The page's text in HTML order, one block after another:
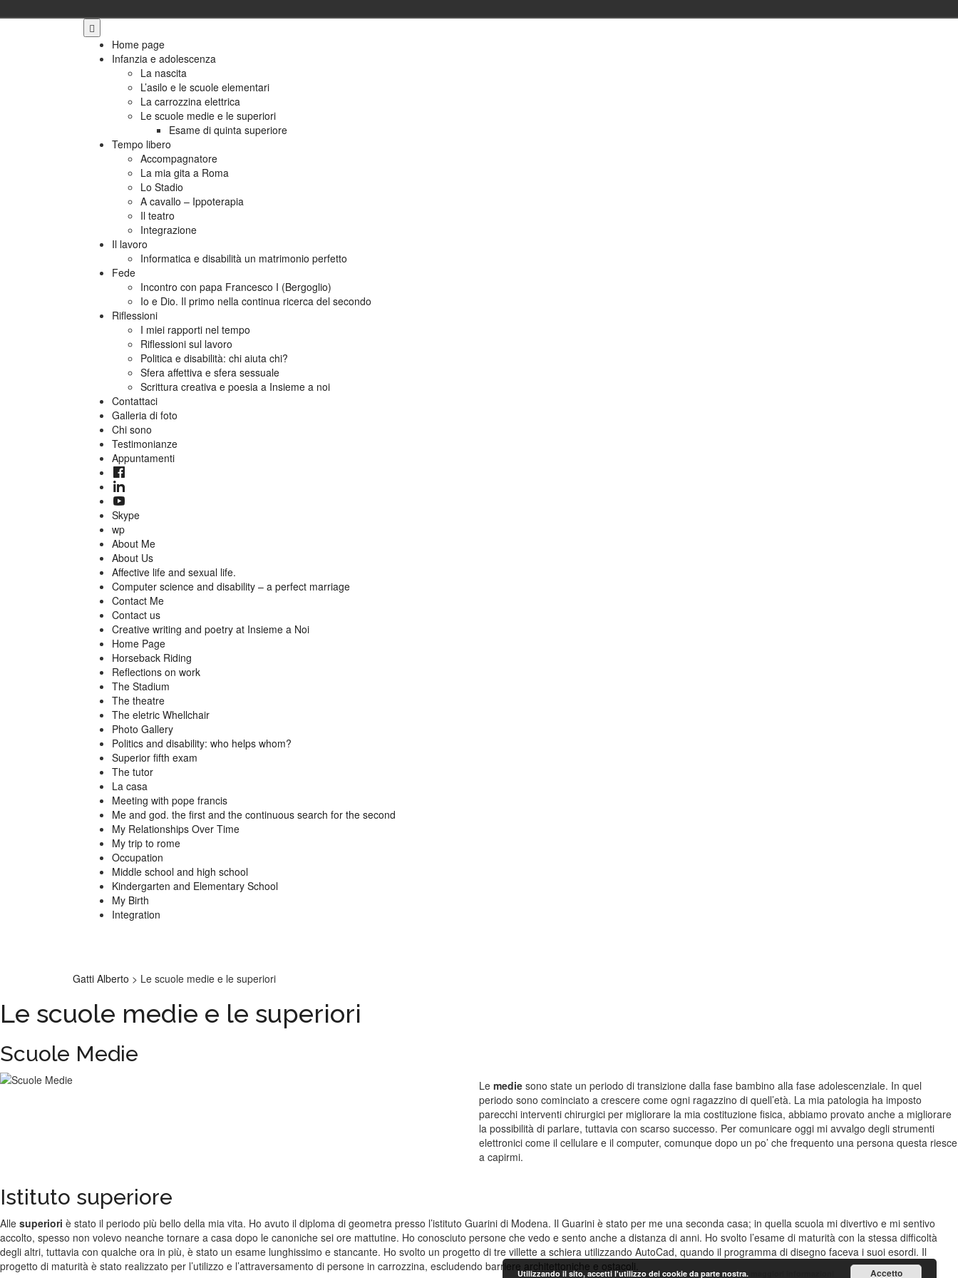
Home page
Infanzia e adolescenza
La nascita
L’asilo e le scuole elementari
La carrozzina elettrica
Le scuole medie e le superiori
Esame di quinta superiore
Tempo libero
Accompagnatore
La mia gita a Roma
Lo Stadio
A cavallo – Ippoterapia
Il teatro
Integrazione
Il lavoro
Informatica e disabilità un matrimonio perfetto
Fede
Incontro con papa Francesco I (Bergoglio)
Io e Dio. Il primo nella continua ricerca del secondo
Riflessioni
I miei rapporti nel tempo
Riflessioni sul lavoro
Politica e disabilità: chi aiuta chi?
Sfera affettiva e sfera sessuale
Scrittura creativa e poesia a Insieme a noi
Contattaci
Galleria di foto
Chi sono
Testimonianze
Appuntamenti
Skype
wp
About Me
About Us
Affective life and sexual life.
Computer science and disability – a perfect marriage
Contact Me
Contact us
Creative writing and poetry at Insieme a Noi
Home Page
Horseback Riding
Reflections on work
The Stadium
The theatre
The eletric Whellchair
Photo Gallery
Politics and disability: who helps whom?
Superior fifth exam
The tutor
La casa
Meeting with pope francis
Me and god. the first and the continuous search for the second
My Relationships Over Time
My trip to rome
Occupation
Middle school and high school
Kindergarten and Elementary School
My Birth
Integration
Gatti Alberto > Le scuole medie e le superiori
Le scuole medie e le superiori
Scuole Medie
Le medie sono state un periodo di transizione dalla fase bambino alla fase adolescenziale. In quel
periodo sono cominciato a crescere come ogni ragazzino di quell’età. La mia patologia ha imposto
parecchi interventi chirurgici per migliorare la mia costituzione fisica, abbiamo provato anche a migliorare
la possibilità di parlare, tuttavia con scarso successo. Per comunicare oggi mi avvalgo degli strumenti
elettronici come il cellulare e il computer, comunque dopo un po’ che frequento una persona questa riesce
a capirmi.
Istituto superiore
Alle superiori è stato il periodo più bello della mia vita. Ho avuto il diploma di geometra presso l’istituto Guarini di Modena. Il Guarini è stato per me una seconda casa; in quella scuola mi divertivo e mi sentivo
accolto, spesso non volevo neanche tornare a casa dopo le canoniche sei ore mattutine. Ho conosciuto persone che vedo e sento anche a distanza di anni. Ho svolto l’esame di maturità con la stessa difficoltà
degli altri, tuttavia con qualche ora in più, è stato un esame lunghissimo e stancante. Ho svolto un progetto di tre villette a schiera utilizzando AutoCad, quando il programma di disegno faceva i suoi esordi. Il
progetto di maturità è stato realizzato per l’utilizzo e l’attraversamento di persone in carrozzina, escludendo barriere architettoniche e ostacoli.
Utilizzando il sito, accetti l'utilizzo dei cookie da parte nostra. Accetto